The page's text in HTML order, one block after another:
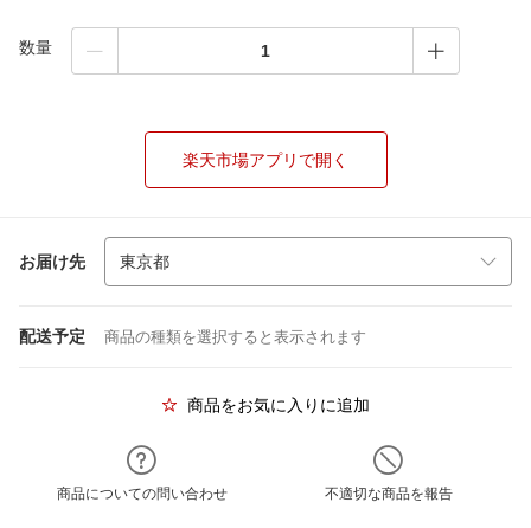
数量
楽天市場アプリで開く
お届け先
配送予定 商品の種類を選択すると表示されます
商品をお気に入りに追加
商品についての問い合わせ 不適切な商品を報告